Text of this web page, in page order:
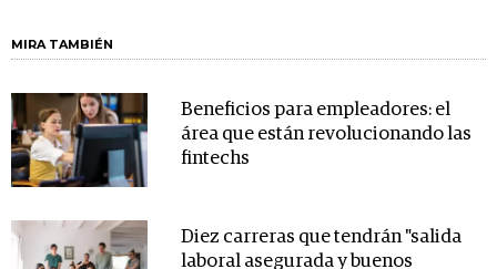
MIRA TAMBIÉN
Beneficios para empleadores: el
área que están revolucionando las
fintechs
Diez carreras que tendrán "salida
laboral asegurada y buenos